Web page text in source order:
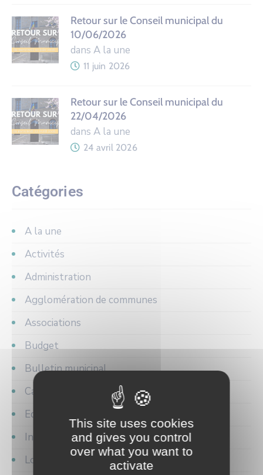
Retour sur le Conseil municipal du
10/06/2026
dans A la une
11 juin 2026
Retour sur le Conseil municipal du
22/04/2026
dans A la une
24 avril 2026
Catégories
A la une
Activités
Administration
Agglomération de communes
Associations
Budget
Bulletin municipal
Cadre de vie
Education jeunesse
Informations pratiques
Loisirs
This site uses cookies
and gives you control
over what you want to
activate